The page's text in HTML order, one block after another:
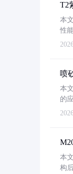
T2
本
性
喷
本
的
本
构